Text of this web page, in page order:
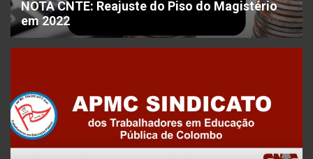
NOTA CNTE: Reajuste do Piso do Magistério
em 2022